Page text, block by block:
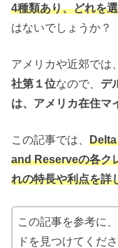
4種類あり、どれを
はないでしょうか？
アメリカや近郊では、
社第１位なので、 デ
は、アメリカ在住マ
この記事では、
and Reserveの各ク
れの特長や利点を詳
この記事を参考に
ドを見つけてくださ